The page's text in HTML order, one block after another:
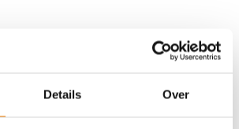
Details Over
v.a. €245,-